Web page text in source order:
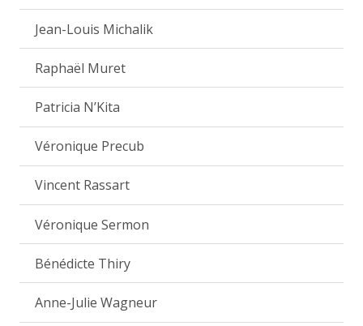
Jean-Louis Michalik
Raphaël Muret
Patricia N’Kita
Véronique Precub
Vincent Rassart
Véronique Sermon
Bénédicte Thiry
Anne-Julie Wagneur